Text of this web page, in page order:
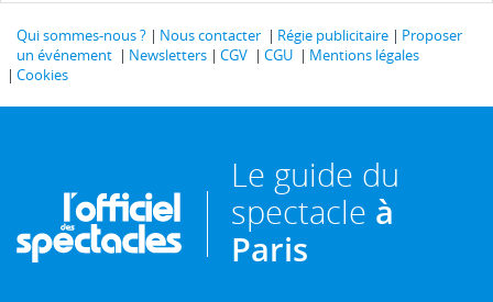
Qui sommes-nous ? Nous contacter Régie publicitaire
Proposer
un événement
Newsletters CGV CGU
Mentions légales
Cookies
Le guide du
spectacle à
Paris